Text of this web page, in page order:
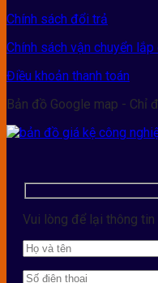
Chính sách đổi trả
Chính sách vận chuyển
Điều khoản thanh toán
Bản đồ Google map - Chỉ
Vui lòng để lại thông tin